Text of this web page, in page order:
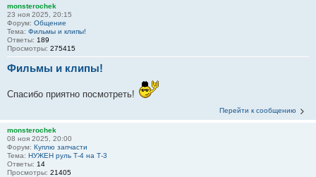
monsterochek
23 ноя 2025, 20:15
Форум: Общение
Тема: Фильмы и клипы!
Ответы: 189
Просмотры: 275415
Фильмы и клипы!
Спасибо приятно посмотреть!
Перейти к сообщению
monsterochek
08 ноя 2025, 20:00
Форум: Куплю запчасти
Тема: НУЖЕН руль Т-4 на Т-3
Ответы: 14
Просмотры: 21405